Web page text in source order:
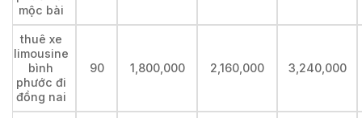
mộc bài
thuê xe
limousine
bình
phước đi
đồng nai
90 1,800,000 2,160,000 3,240,000